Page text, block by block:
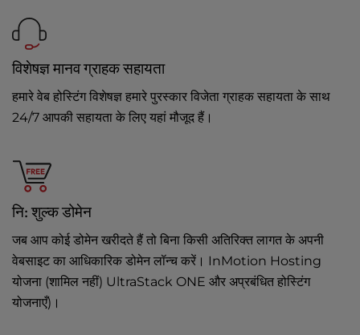
विशेषज्ञ मानव ग्राहक सहायता
हमारे वेब होस्टिंग विशेषज्ञ हमारे पुरस्कार विजेता ग्राहक सहायता के साथ
24/7 आपकी सहायता के लिए यहां मौजूद हैं।
नि: शुल्क डोमेन
जब आप कोई डोमेन खरीदते हैं तो बिना किसी अतिरिक्त लागत के अपनी
वेबसाइट का आधिकारिक डोमेन लॉन्च करें। InMotion Hosting
योजना (शामिल नहीं) UltraStack ONE और अप्रबंधित होस्टिंग
योजनाएँ)।